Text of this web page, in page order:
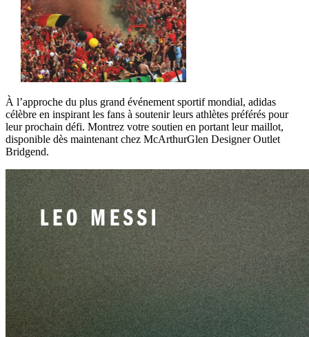
À l’approche du plus grand événement sportif mondial, adidas
célèbre en inspirant les fans à soutenir leurs athlètes préférés pour
leur prochain défi. Montrez votre soutien en portant leur maillot,
disponible dès maintenant chez McArthurGlen Designer Outlet
Bridgend.